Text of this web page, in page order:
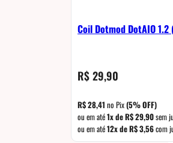
Coil Dotmod DotAIO 1.2
R$29,90
R$28,41 no Pix(5% OFF)
ou em até1x deR$29,90sem
ou em até12x deR$3,56com